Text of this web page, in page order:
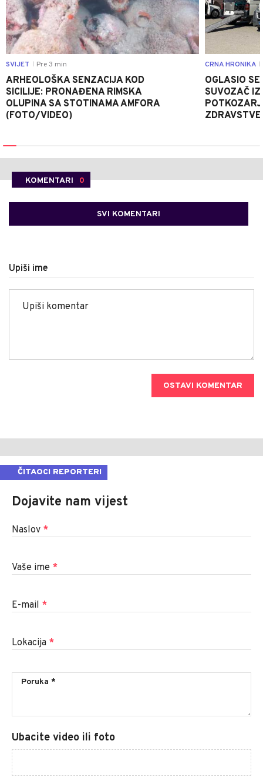
SVIJET Pre 3 min
ARHEOLOŠKA SENZACIJA KOD
SICILIJE: PRONAĐENA RIMSKA
OLUPINA SA STOTINAMA AMFORA
(FOTO/VIDEO)
CRNA HRONIKA
OGLASIO
SUVOZAČ IZ
KOMENTARI 0
SVI KOMENTARI
Upiši ime
OSTAVI KOMENTAR
ČITAOCI REPORTERI
Dojavite nam vijest
Naslov *
Vaše ime *
E-mail *
Lokacija *
Ubacite video ili foto